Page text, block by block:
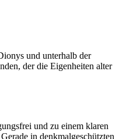
und unterhalb der
der die Eigenheiten alter
und zu einem klaren
in denkmalgeschützten